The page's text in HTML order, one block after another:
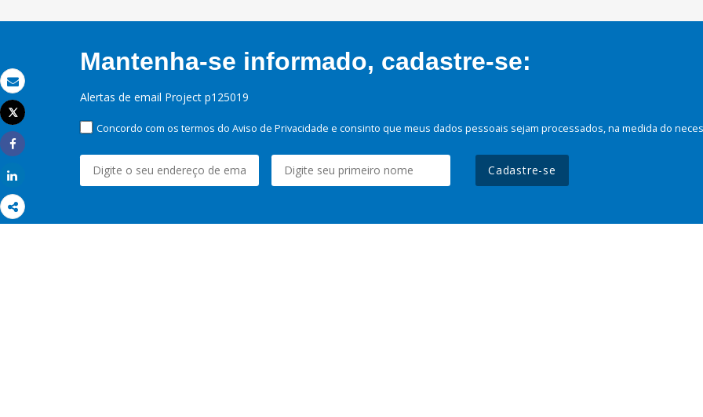
Email
Imprimir
Tweet
Share
Mantenha-se informado, cadastre-se:
Alertas de email Project p125019
Concordo com os termos do Aviso de Privacidade e consinto que meus dados pessoais sejam processados, na medida do
Cadastre-se